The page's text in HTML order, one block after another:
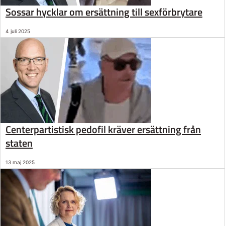
Sossar hycklar om ersättning till sexförbrytare
4 juli 2025
Centerpartistisk pedofil kräver ersättning från
staten
13 maj 2025